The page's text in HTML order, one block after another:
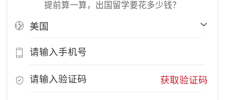
提前算一算，出国留学要花多少钱？
获取验证码